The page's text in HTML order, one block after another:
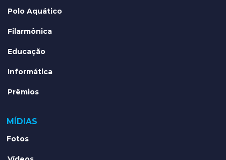
Polo Aquático
Filarmônica
Educação
Informática
Prêmios
MÍDIAS
Fotos